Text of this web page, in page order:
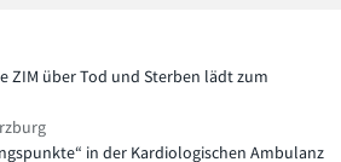
ZIM über Tod und Sterben lädt zum
in der Kardiologischen Ambulanz